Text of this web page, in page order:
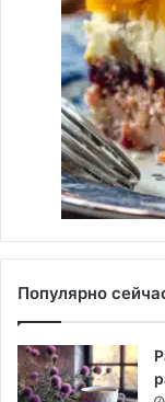
Популярно